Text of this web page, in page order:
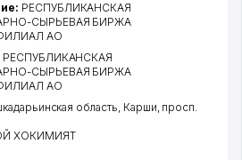
РЕСПУБЛИКАНСКАЯ
СЫРЬЕВАЯ БИРЖА
АО
РЕСПУБЛИКАНСКАЯ
СЫРЬЕВАЯ БИРЖА
АО
область, Карши, просп.
ХОКИМИЯТ